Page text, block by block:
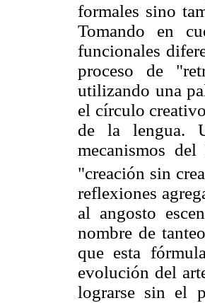
formales sino
Tomando en
funcionales
proceso de
utilizando una
el círculo
de la lengua.
mecanismos
"creación sin
reflexiones
al angosto
nombre de
que esta
evolución del
lograrse sin el